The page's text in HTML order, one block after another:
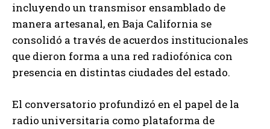
incluyendo un transmisor ensamblado de
manera artesanal, en Baja California se
consolidó a través de acuerdos institucionales
que dieron forma a una red radiofónica con
presencia en distintas ciudades del estado.
El conversatorio profundizó en el papel de la
radio universitaria como plataforma de